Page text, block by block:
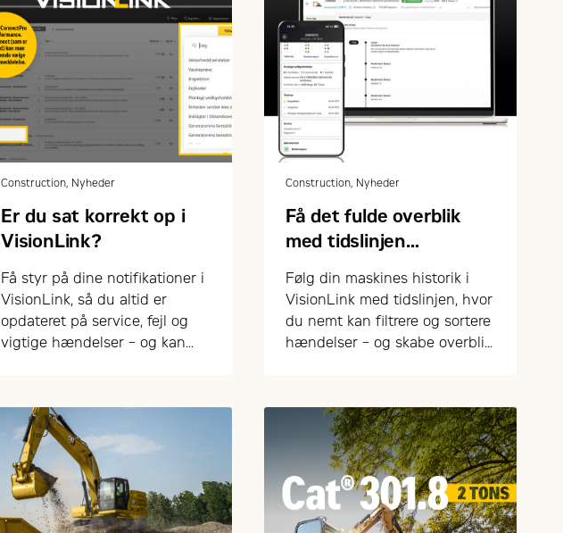
Construction, Nyheder
Er du sat korrekt op i
VisionLink?
Få styr på dine notifikationer i
VisionLink, så du altid er
opdateret på service, fejl og
vigtige hændelser – og kan
Construction, Nyheder
Få det fulde overblik
med tidslinjen
Følg din maskines historik i
VisionLink med tidslinjen, hvor
du nemt kan filtrere og sortere
hændelser – og skabe overblik